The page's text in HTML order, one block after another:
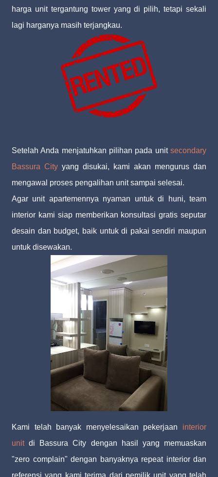
harga unit tergantung tower yang di pilih, tetapi sekali
lagi harganya masih terjangkau.
Setelah Anda menjatuhkan pilihan pada unit secondary
Bassura City yang disukai, kami akan mengurus dan
mengawal proses pengalihan unit sampai selesai.
Agar unit apartemennya nyaman untuk di huni, team
interior kami siap memberikan konsultasi gratis seputar
desain dan budget, baik untuk di pakai sendiri maupun
untuk disewakan.
Kami telah banyak menyelesaikan pekerjaan interior
unitdi Bassura City dengan hasil yang memuaskan
"zero complain" dengan banyaknya repeat interior dan
referensi yang kami terima dari pemilik unit yang telah